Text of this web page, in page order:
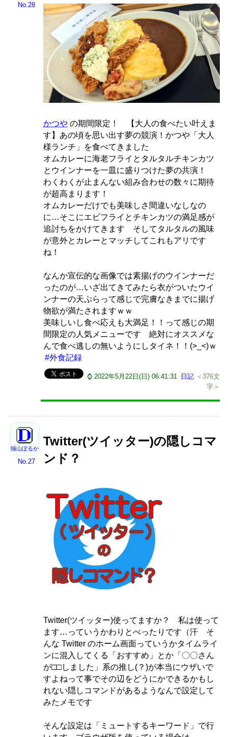
No.28
かつやの期間限定！ 【大人の食べたい叶えま
す】あの頃を思い出す夢の競演！かつや「大人
様ランチ」を食べてきました
オムカレーに海老フライとタルタルチキンカツ
とウインナーを一皿に盛りつけた夢の共演！
わくわくが止まんない組み合わせの数々に期待
が超高まります！
オムカレーだけでも美味しさ間違いなしなの
に…そこにエビフライとチキンカツの満足感が
追討ちをかけてきます そしてタルタルの風味
が意外とカレーとマッチしてこれもアリです
ね！
なんか宣伝的な画像では素揚げのウインナーだ
ったのが…いざ出てきてみたら衣がついたウイ
ンナーの天ぷらって感じで完膚なきまでに揚げ
物欲が満たされますｗｗ
美味しいし食べ応えも大満足！！って感じの期
間限定の人気メニューです 絶対にオススメな
んで食べ逃しの無いようにしタイネ！！(>_<)ｗ
#外食記録
⌚ 2022年5月22日(日) 06:41:31 日記 ＜376文
字＞
猫山ぽるか
No.27
Twitter(ツイッター)の隠しコマ
ンド？
Twitter(ツイッター)使ってますか？ 私は使って
ます…っていうかわりとべったりです（汗 そ
んな Twitter のホーム画面っていうかタイムライ
ンに混入してくる「おすすめ」とか「〇〇さん
が□□しました」系の推し(？)が本当にウザいで
すよねって事でその辺をどうにかできるかもし
れない隠しコマンドがあるようなんで設定して
みたメモです
そんな設定は「ミュートするキーワード」で行